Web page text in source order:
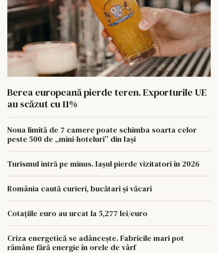
Berea europeană pierde teren. Exporturile UE
au scăzut cu 11%
Noua limită de 7 camere poate schimba soarta celor
peste 500 de „mini-hoteluri” din Iași
Turismul intră pe minus. Iașul pierde vizitatori în 2026
România caută curieri, bucătari și văcari
Cotațiile euro au urcat la 5,277 lei/euro
Criza energetică se adâncește. Fabricile mari pot
rămâne fără energie în orele de vârf